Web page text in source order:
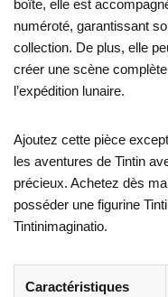
boîte, elle est
numéroté, garantissant
collection. De plus, elle
créer une scène
l’expédition lunaire.
Ajoutez cette pièce
les aventures de Tintin
précieux. Achetez dès
posséder une figurine
Tintinimaginatio.
Caractéristiques